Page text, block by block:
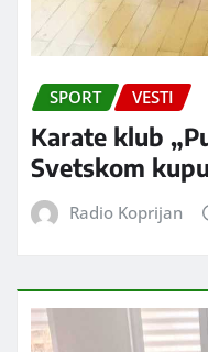
SPORT VESTI
Karate klub
Svetskom
Radio Koprijan